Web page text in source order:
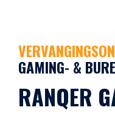
GAMING- &
RANQER